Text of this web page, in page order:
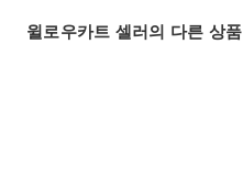
윌로우카트 셀러의 다른 상품